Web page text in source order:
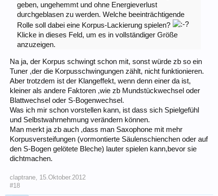
geben, ungehemmt und ohne Energieverlust
durchgeblasen zu werden. Welche beeinträchtigende
Rolle soll dabei eine Korpus-Lackierung spielen?
Klicke in dieses Feld, um es in vollständiger Größe
anzuzeigen.
Na ja, der Korpus schwingt schon mit, sonst würde zb so ein
Tuner ,der die Korpusschwingungen zählt, nicht funktionieren.
Aber trotzdem ist der Klangeffekt, wenn denn einer da ist,
kleiner als andere Faktoren ,wie zb Mundstückwechsel oder
Blattwechsel oder S-Bogenwechsel.
Was ich mir schon vorstellen kann, ist dass sich Spielgefühl
und Selbstwahrnehmung verändern können.
Man merkt ja zb auch ,dass man Saxophone mit mehr
Korpusversteifungen (vormontierte Säulenschienchen oder auf
den S-Bogen gelötete Bleche) lauter spielen kann,bevor sie
dichtmachen.
claptrane 15.Oktober.2012
#18